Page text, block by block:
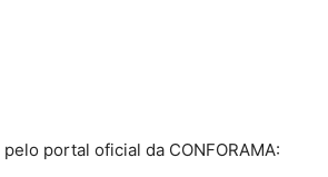
portal oficial da CONFORAMA: